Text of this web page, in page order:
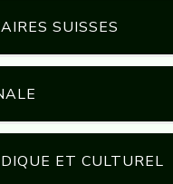
SUISSES
demandant à
et canton de
les violations
ET CULTUREL